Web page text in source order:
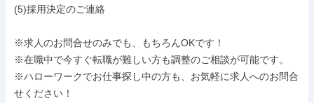
(5)採用決定のご連絡
※求人のお問合せのみでも、もちろんOKです！
※在職中で今すぐ転職が難しい方も調整のご相談が可能です。
※ハローワークでお仕事探し中の方も、お気軽に求人へのお問合
せください！